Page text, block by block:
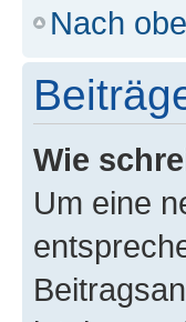
Nach
Wie
Um eine